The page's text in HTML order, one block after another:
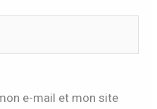
e-mail et mon site